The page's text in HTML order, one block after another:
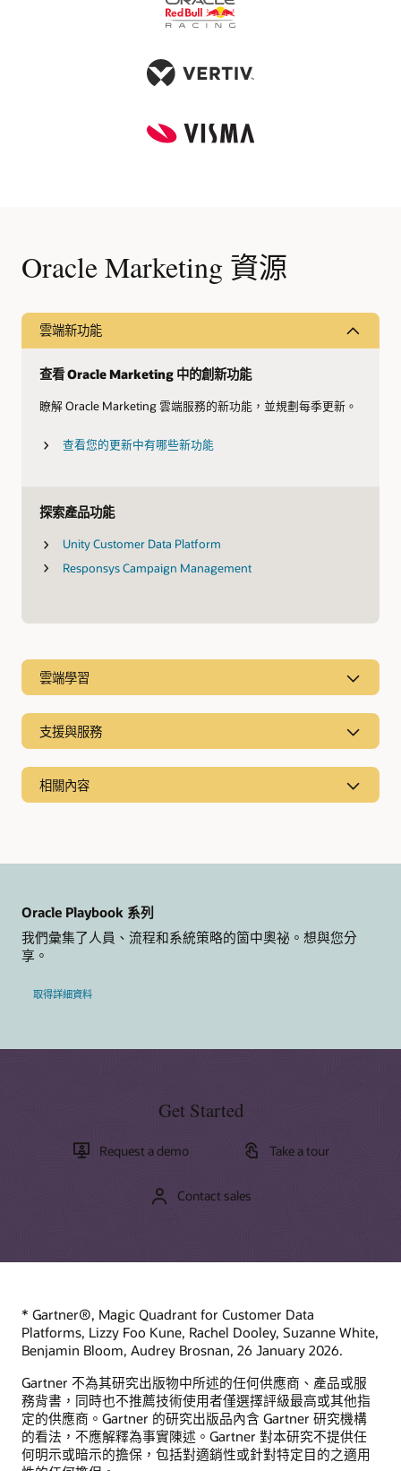
Oracle Marketing 資源
雲端新功能
查看 Oracle Marketing 中的創新功能
瞭解 Oracle Marketing 雲端服務的新功能，並規劃每季更新。
查看您的更新中有哪些新功能
探索產品功能
Unity Customer Data Platform
Responsys Campaign Management
瞭解為何 Oracle Marketing 獲選為領導者
Oracle CX 不僅僅提供電子郵件行銷服務，還能提供即時滿足每
位客戶期望的體驗。
探索分析師報告
Oracle Marketing 與 Adobe 的比較
Oracle Eloqua 與 Marketo 的比較
雲端學習
案獲得免費的基本培訓。
CX 培訓與認證
Oracle 引導式學習
支援與服務
所有文件
探索服務
Oracle Digital Experience Agency
Oracle Customer Success Services
尋找合作夥伴
Cloud Marketplace
相關內容
適用於 CX 的 Oracle AI
探索 Oracle Marketing
影片系列：規劃和準備導入 (PDF)
Eloqua Advanced Intelligence 簡介 (PDF)
什麼是數位行銷？
Oracle Playbook 系列
我們彙集了人員、流程和系統策略的箇中奧祕。想與您分
享。
取得詳細資料
Get Started
Request a demo Take a tour
Contact sales
* Gartner®, Magic Quadrant for Customer Data
Platforms, Lizzy Foo Kune, Rachel Dooley, Suzanne White,
Benjamin Bloom, Audrey Brosnan, 26 January 2026.
Gartner 不為其研究出版物中所述的任何供應商、產品或服
務背書，同時也不推薦技術使用者僅選擇評級最高或其他指
定的供應商。Gartner 的研究出版品內含 Gartner 研究機構
的看法，不應解釋為事實陳述。Gartner 對本研究不提供任
何明示或暗示的擔保，包括對適銷性或針對特定目的之適用